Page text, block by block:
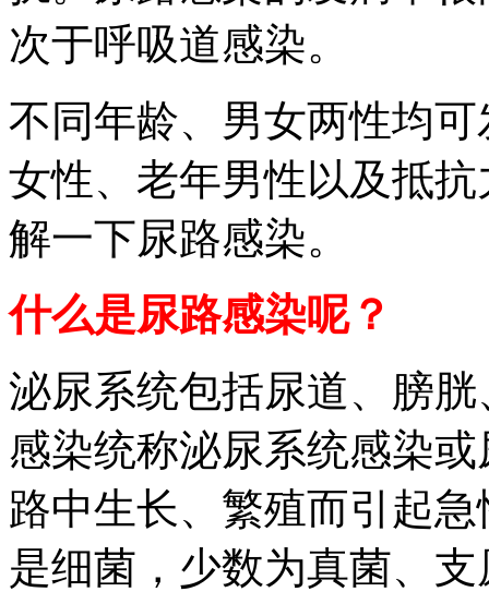
次于呼吸道感染。
不同年龄、男女两性均
女性、老年男性以及抵
解一下尿路感染。
什么是尿路感染呢？
泌尿系统包括尿道、膀
感染统称泌尿系统感染
路中生长、繁殖而引起
是细菌，少数为真菌、